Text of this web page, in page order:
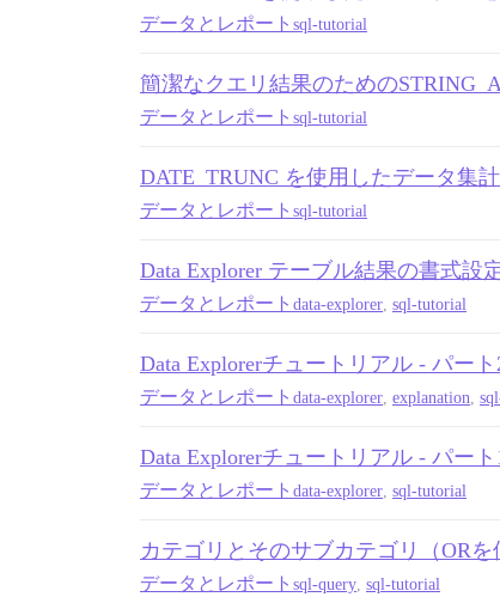
データとレポート sql-tutorial
簡潔なクエリ結果のための
データとレポート sql-tutorial
DATE_TRUNC を使用したデータ集計
データとレポート sql-tutorial
Data Explorer テーブル結果の書式設
データとレポート data-explorer sql-tutorial
Data Explorerチュートリアル - パー
データとレポート data-explorer explanation
Data Explorerチュートリアル - パー
データとレポート data-explorer sql-tutorial
カテゴリとそのサブカテゴリ（ORを
データとレポート sql-query sql-tutorial